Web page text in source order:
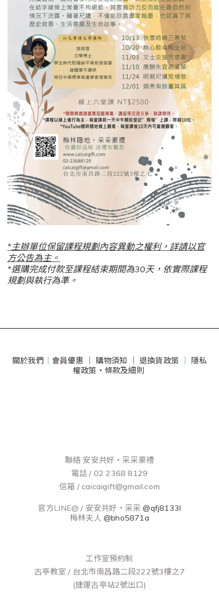
*主辦單位保留課程規劃內容異動之權利，詳請以官
方公告為主。
*選購完成付款至課程結束期間為30天，依實際課程
規劃與執行為準。
關於我們 會員優惠 ｜ 購物須知 ｜ 退換貨政策
隱私
權政策・條款及細則
聯絡 安安共好‧采采豪禮
電話 / 02 2368 8129
信箱 / caicaigift@gmail.com
官方LINE@ / 安安共好‧采采@qfj8133l
梅林夫人@bho5871a
工作室預約制
古亭教室 / 台北市南昌路二段222號3樓之7
(捷運古亭站2號出口)